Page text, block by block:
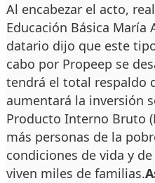
Al encabezar el acto,
Educación Básica
datario dijo que este
cabo por Propeep se
tendrá el total respaldo
aumentará la inversión
Producto Interno Bru­to
más personas de la
condiciones de vida y
viven miles de familias.